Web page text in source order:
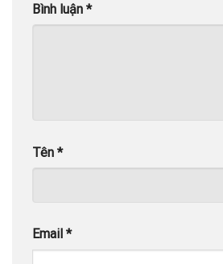
Bình luận *
Tên *
Email *